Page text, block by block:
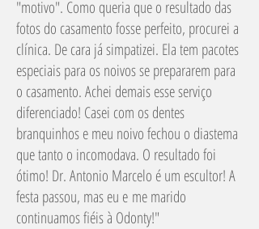
"motivo". Como queria que o resultado das
fotos do casamento fosse perfeito, procurei a
clínica. De cara já simpatizei. Ela tem pacotes
especiais para os noivos se prepararem para
o casamento. Achei demais esse serviço
diferenciado! Casei com os dentes
branquinhos e meu noivo fechou o diastema
que tanto o incomodava. O resultado foi
ótimo! Dr. Antonio Marcelo é um escultor! A
festa passou, mas eu e me marido
continuamos fiéis à Odonty!"